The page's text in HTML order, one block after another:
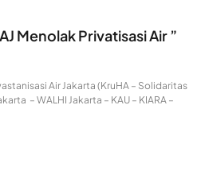
Menolak Privatisasi Air ”
Air Jakarta (KruHA – Solidaritas
– WALHI Jakarta – KAU – KIARA –